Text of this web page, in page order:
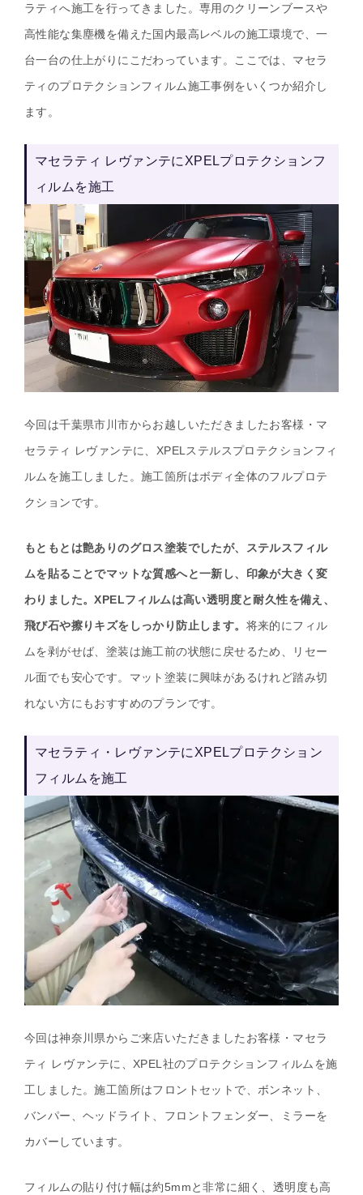
ラティへ施工を行ってきました。専用のクリーンブースや
高性能な集塵機を備えた国内最高レベルの施工環境で、一
台一台の仕上がりにこだわっています。ここでは、マセラ
ティのプロテクションフィルム施工事例をいくつか紹介し
ます。
マセラティ レヴァンテにXPELプロテクションフ
ィルムを施工
今回は千葉県市川市からお越しいただきましたお客様・マ
セラティ レヴァンテに、XPELステルスプロテクションフィ
ルムを施工しました。施工箇所はボディ全体のフルプロテ
クションです。
もともとは艶ありのグロス塗装でしたが、ステルスフィル
ムを貼ることでマットな質感へと一新し、印象が大きく変
わりました。XPELフィルムは高い透明度と耐久性を備え、
飛び石や擦りキズをしっかり防止します。 将来的にフィル
ムを剥がせば、塗装は施工前の状態に戻せるため、リセー
ル面でも安心です。マット塗装に興味があるけれど踏み切
れない方にもおすすめのプランです。
マセラティ・レヴァンテにXPELプロテクション
フィルムを施工
今回は神奈川県からご来店いただきましたお客様・マセラ
ティ レヴァンテに、XPEL社のプロテクションフィルムを施
工しました。施工箇所はフロントセットで、ボンネット、
バンパー、ヘッドライト、フロントフェンダー、ミラーを
カバーしています。
フィルムの貼り付け幅は約5mmと非常に細く、透明度も高